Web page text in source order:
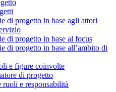
di progetto in base agli attori
di progetto in base al focus
di progetto in base all’ambito di
e figure coinvolte
di progetto
e responsabilità